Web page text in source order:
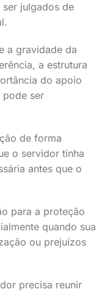
julgados de
a gravidade da
a estrutura
do apoio
pode ser
de forma
o servidor tinha
antes que o
para a proteção
quando sua
ou prejuízos
precisa reunir